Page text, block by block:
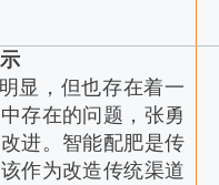
显，但也存在着一
存在的问题，张勇
进。智能配肥是传
作为改造传统渠道